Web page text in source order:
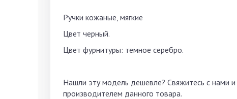
Ручки кожаные, мягкие
Цвет черный.
Цвет фурнитуры: темное серебро.
Нашли эту модель дешевле? Свяжитесь с нами
производителем данного товара.